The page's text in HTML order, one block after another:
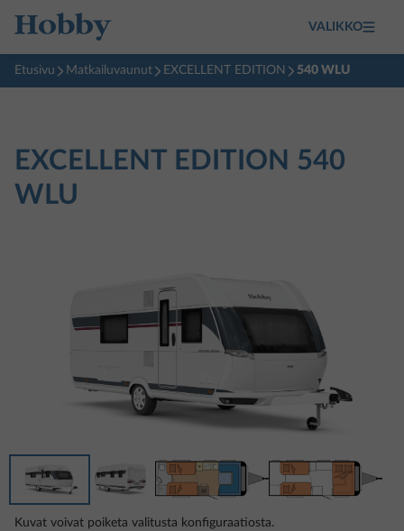
VALIKKO
Etusivu Matkailuvaunut EXCELLENT EDITION 540 WLU
EXCELLENT EDITION 540
WLU
Kuvat voivat poiketa valitusta konfiguraatiosta.